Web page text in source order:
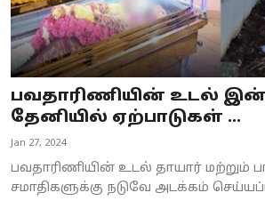
பவதாரிணியின் உடல்
தேனியில் ஏற்பாடுகள் ...
Jan 27, 2024
பவதாரிணியின் உடல் தாயார் மற்றும்
சமாதிகளுக்கு நடுவே அடக்கம்